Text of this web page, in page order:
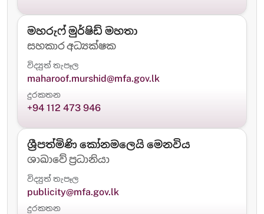
මහරුෆ් මුර්ෂිඩ් මහතා
සහකාර අධ්‍යක්ෂක
විද්‍යුත් තැපෑල
maharoof.murshid@mfa.gov.lk
දුරකතන
+94 112 473 946
ශ්‍රීපත්මිණි කෝනමලෙයි මෙනවිය
ශාඛාවේ ප්‍රධානියා
විද්‍යුත් තැපෑල
publicity@mfa.gov.lk
දුරකතන